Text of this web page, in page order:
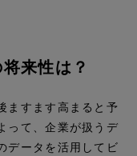
来性は？
ますます高まると予
って、企業が扱うデ
データを活用してビ